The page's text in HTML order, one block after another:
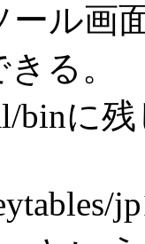
ール画
る。
binに